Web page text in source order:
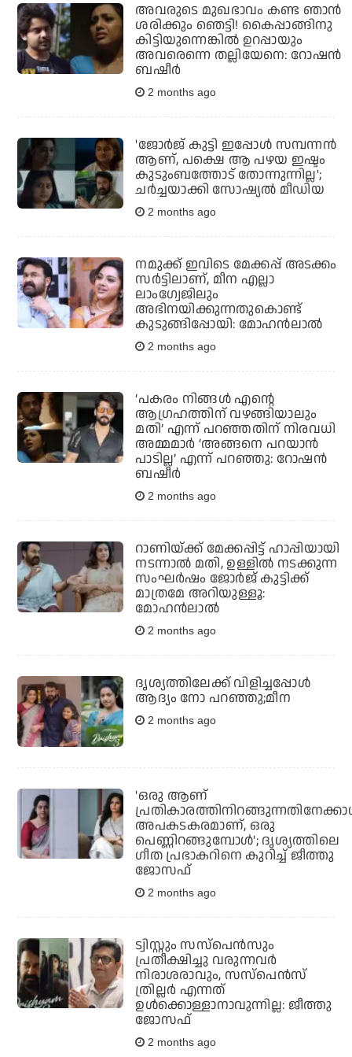
അവരുടെ മുഖഭാവം കണ്ട ഞാൻ
ശരിക്കും ഞെട്ടി! കൈപ്പാങ്ങിനു
കിട്ടിയുന്നെങ്കിൽ ഉറപ്പായും
അവരെന്നെ തല്ലിയേനെ: റോഷൻ
ബഷീർ
2 months ago
'ജോർജ് കുട്ടി ഇപ്പോൾ സമ്പന്നൻ
ആണ്, പക്ഷെ ആ പഴയ ഇഷ്ടം
കുടുംബത്തോട് തോന്നുന്നില്ല';
ചർച്ചയാക്കി സോഷ്യൽ മീഡിയ
2 months ago
നമുക്ക് ഇവിടെ മേക്കപ്പ് അടക്കം
സര്‍ട്ടിലാണ്, മീന എല്ലാ
ലാംഗ്വേജിലും
അഭിനയിക്കുന്നതുകൊണ്ട്
കുടുങ്ങിപ്പോയി: മോഹന്‍ലാല്‍
2 months ago
‘പകരം നിങ്ങൾ എന്റെ
ആഗ്രഹത്തിന് വഴങ്ങിയാലും
മതി’ എന്ന് പറഞ്ഞതിന് നിരവധി
അമ്മമാർ ‘അങ്ങനെ പറയാൻ
പാടില്ല’ എന്ന് പറഞ്ഞു: റോഷൻ
ബഷീർ
2 months ago
റാണിയ്ക്ക് മേക്കപ്പിട്ട് ഹാപ്പിയായി
നടന്നാല്‍ മതി, ഉള്ളില്‍ നടക്കുന്ന
സംഘര്‍ഷം ജോര്‍ജ് കുട്ടിക്ക്
മാത്രമേ അറിയുള്ളൂ:
മോഹന്‍ലാല്‍
2 months ago
ദൃശ്യത്തിലേക്ക്‌ വിളിച്ചപ്പോൾ
ആദ്യം നോ പറഞ്ഞു;മീന
2 months ago
'ഒരു ആണ്
അപകടകരമാണ്, ഒരു
പെണ്ണിറങ്ങുമ്പോൾ'; ദൃശ്യത്തിലെ
ഗീത പ്രഭാകറിനെ കുറിച്ച് ജീത്തു
ജോസഫ്
2 months ago
ട്വിസ്റ്റും സസ്‌പെൻസും
പ്രതീക്ഷിച്ചു വരുന്നവർ
നിരാശരാവും, സസ്‌പെൻസ്
ത്രില്ലർ എന്നത്
ഉൾക്കൊള്ളാനാവുന്നില്ല: ജീത്തു
ജോസഫ്
2 months ago